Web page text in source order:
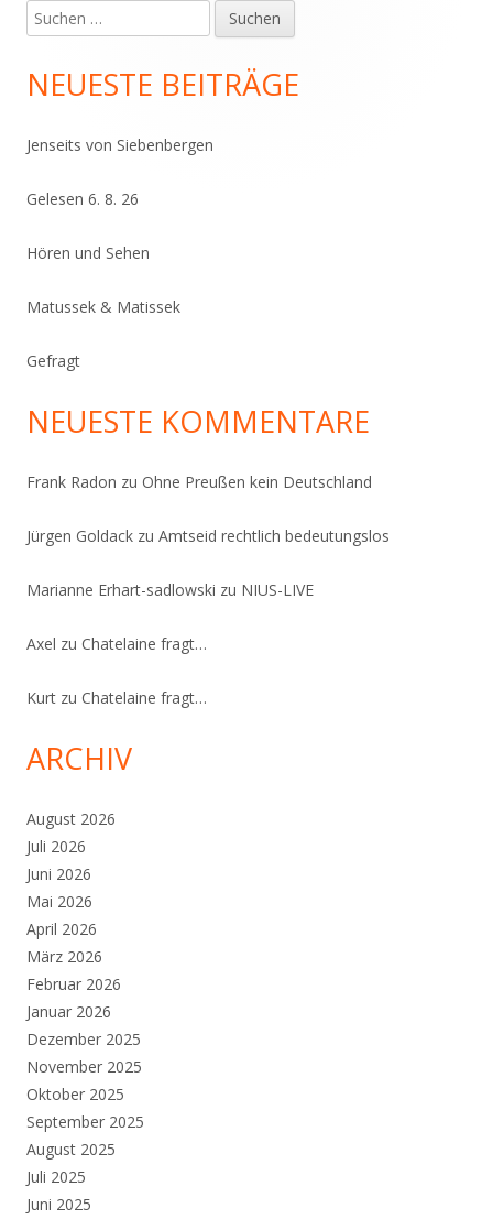
Haupt-
Seitenleiste
Suchen
nach:
NEUESTE BEITRÄGE
Jenseits von Siebenbergen
Gelesen 6. 8. 26
Hören und Sehen
Matussek & Matissek
Gefragt
NEUESTE KOMMENTARE
Frank Radon zu Ohne Preußen kein Deutschland
Jürgen Goldack zu Amtseid rechtlich bedeutungslos
Marianne Erhart-sadlowski zu NIUS-LIVE
Axel zu Chatelaine fragt…
Kurt zu Chatelaine fragt…
ARCHIV
August 2026
Juli 2026
Juni 2026
Mai 2026
April 2026
März 2026
Februar 2026
Januar 2026
Dezember 2025
November 2025
Oktober 2025
September 2025
August 2025
Juli 2025
Juni 2025